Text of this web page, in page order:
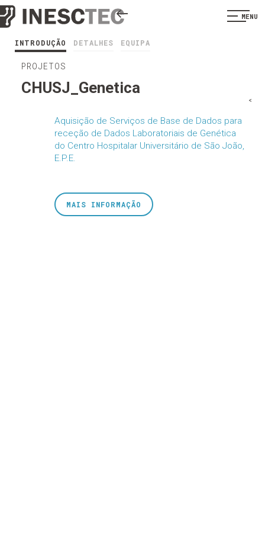
MENU
INTRODUÇÃO DETALHES EQUIPA
PROJETOS
CHUSJ_Genetica
Aquisição de Serviços de Base de Dados para
receção de Dados Laboratoriais de Genética
do Centro Hospitalar Universitário de São João,
E.P.E.
<
MAIS INFORMAÇÃO